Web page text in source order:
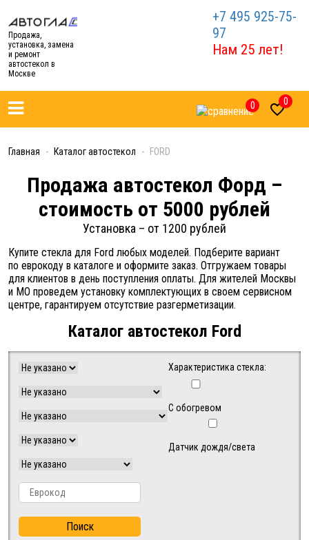
Продажа,
установка, замена
и ремонт
автостекол в
Москве
+7 495 925-75-
97
Нам 25 лет!
0 0
Главная Каталог автостекол FORD
Продажа автостекол Форд –
стоимость от 5000 рублей
Установка – от 1200 рублей
Купите стекла для Ford любых моделей. Подберите вариант
по еврокоду в каталоге и оформите заказ. Отгружаем товары
для клиентов в день поступления оплаты. Для жителей Москвы
и МО проведем установку комплектующих в своем сервисном
центре, гарантируем отсутствие разгерметизации.
Каталог автостекол Ford
Поиск
Характеристика стекла:
С обогревом
Датчик дождя/света